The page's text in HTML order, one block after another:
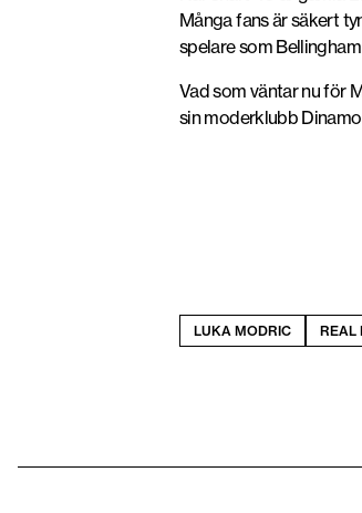
Många fans är säkert
spelare som
Vad som väntar nu för
sin moderklubb
LUKA MODRIC REAL